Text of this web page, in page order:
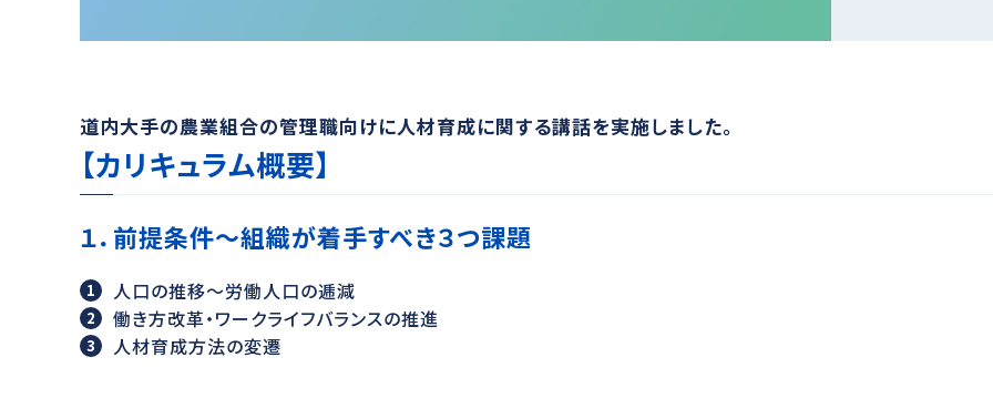
道内大手の農業組合の管理職向けに人材育成に関する講話を実施しました。
【カリキュラム概要】
１．前提条件～組織が着手すべき３つ課題
人口の推移～労働人口の逓減
働き方改革・ワークライフバランスの推進
人材育成方法の変遷